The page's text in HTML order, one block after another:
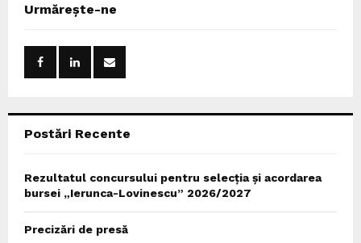
h
Urmărește-ne
Postări Recente
Rezultatul concursului pentru selecția și acordarea
bursei „Ierunca-Lovinescu” 2026/2027
Precizări de presă